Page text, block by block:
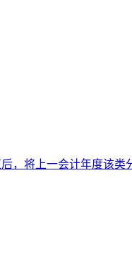
，将上一会计年度该